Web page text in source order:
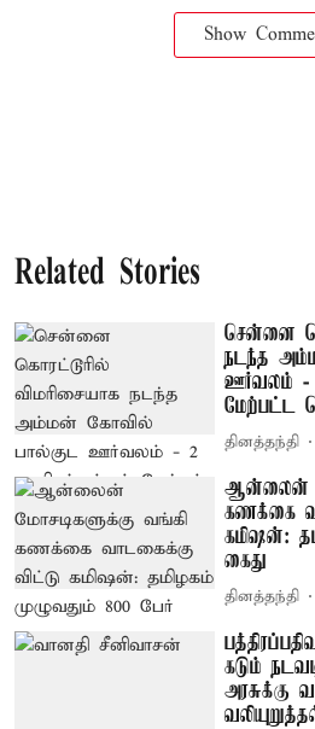
Show
Related Stories
சென்னை
நடந்த
ஊர்வலம் -
மேற்பட்ட
தினத்தந்தி
ஆன்லைன்
கணக்கை
கமிஷன்:
கைது
தினத்தந்தி
கடும்
அரசுக்கு